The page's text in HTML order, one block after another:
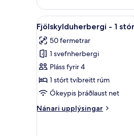
2
einbreið
rúm
Skoða
allar
myndir
fyrir
Fjölskylduherbergi
-
1
tvíbreitt
7
Fjölskylduherbergi - 1
50 fermetrar
1 svefnherbergi
Pláss fyrir 4
1 stórt tvíbreitt rúm
Ókeypis þráðlaust net
Nánari upplýsingar
Nánari